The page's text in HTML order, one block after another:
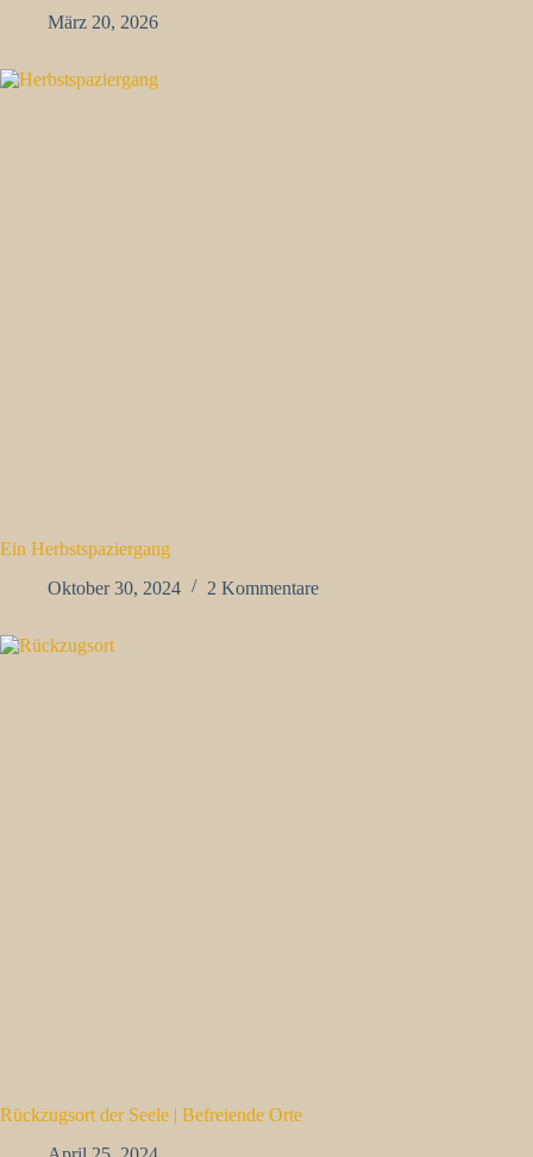
März 20, 2026
Ein Herbstspaziergang
Oktober 30, 2024
2 Kommentare
Rückzugsort der Seele | Befreiende Orte